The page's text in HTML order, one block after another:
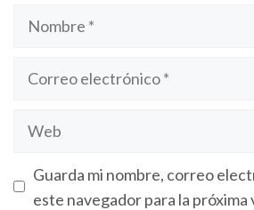
Guarda mi nombre, correo
este navegador para la próxima